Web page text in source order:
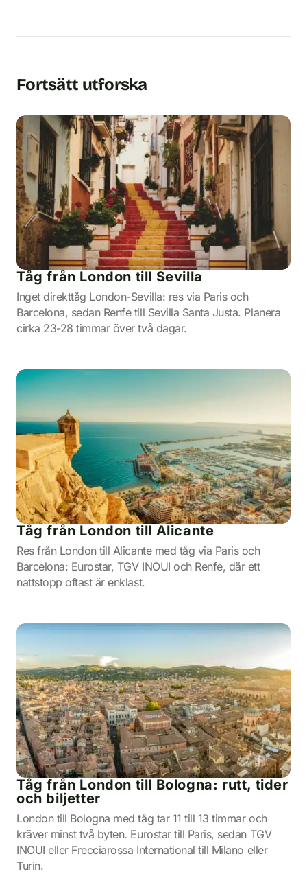
Fortsätt utforska
Tåg från London till Sevilla
Inget direkttåg London-Sevilla: res via Paris och
Barcelona, sedan Renfe till Sevilla Santa Justa. Planera
cirka 23-28 timmar över två dagar.
Tåg från London till Alicante
Res från London till Alicante med tåg via Paris och
Barcelona: Eurostar, TGV INOUI och Renfe, där ett
nattstopp oftast är enklast.
Tåg från London till Bologna: rutt, tider
och biljetter
London till Bologna med tåg tar 11 till 13 timmar och
kräver minst två byten. Eurostar till Paris, sedan TGV
INOUI eller Frecciarossa International till Milano eller
Turin.